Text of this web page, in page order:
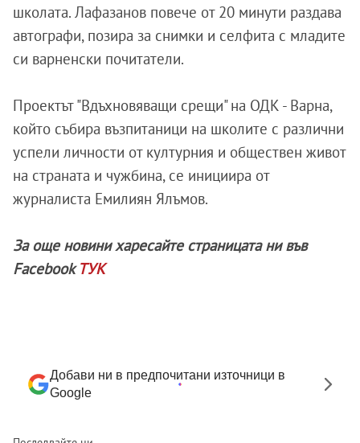
школата. Лафазанов повече от 20 минути раздава
автографи, позира за снимки и селфита с младите
си варненски почитатели.
Проектът "Вдъхновяващи срещи" на ОДК - Варна,
който събира възпитаници на школите с различни
успели личности от културния и обществен живот
на страната и чужбина, се инициира от
журналиста Емилиян Ялъмов.
За още новини харесайте страницата ни във
FacebookТУК
Добави ни в предпочитани източници в
Google